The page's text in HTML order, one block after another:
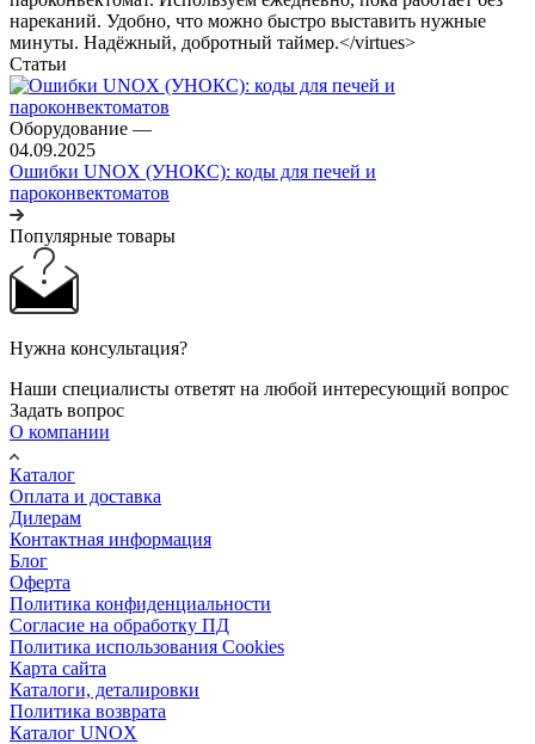
нареканий. Удобно, что можно быстро выставить нужные
минуты. Надёжный, добротный таймер.</virtues>
Статьи
Оборудование —
04.09.2025
Ошибки UNOX (УНОКС): коды для печей и
пароконвектоматов
Популярные товары
Нужна консультация?
Наши специалисты ответят на любой интересующий вопрос
Задать вопрос
О компании
Каталог
Оплата и доставка
Дилерам
Контактная информация
Блог
Оферта
Политика конфиденциальности
Согласие на обработку ПД
Политика использования Cookies
Карта сайта
Каталоги, деталировки
Политика возврата
Каталог UNOX